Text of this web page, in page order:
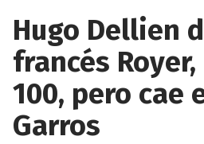
Hugo Dellien
francés
100, pero cae
Garros